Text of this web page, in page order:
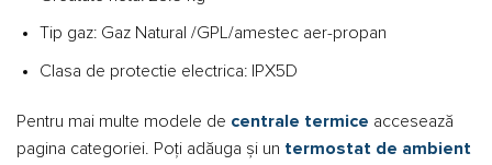
Tip gaz: Gaz Natural /GPL/amestec aer-propan
Clasa de protectie electrica: IPX5D
Pentru mai multe modele de centrale termice accesează
pagina categoriei. Poți adăuga și un termostat de ambient